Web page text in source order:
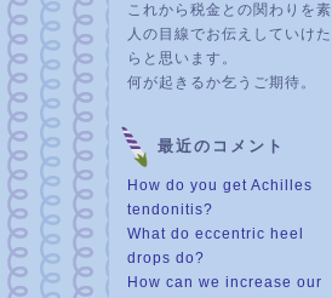
これから税金との関わりを素
人の目線でお伝えしていけた
らと思います。
何が起きるか乞うご期待。
最近のコメント
How do you get Achilles
tendonitis?
What do eccentric heel
drops do?
How can we increase our